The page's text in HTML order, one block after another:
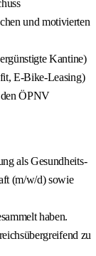
und motivierten
Kantine)
E-Bike-Leasing)
den ÖPNV
als Gesundheits-
(m/w/d) sowie
haben.
zu